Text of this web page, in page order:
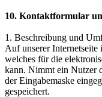
10. Kontaktformular
1. Beschreibung und
Auf unserer
welches für die
kann. Nimmt ein Nutzer
der Eingabemaske
gespeichert.